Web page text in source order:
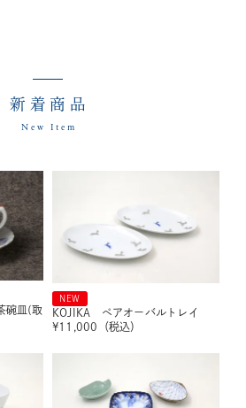
新着商品
New Item
碗皿(取
NEW
KOJIKA ペアオーバルトレイ
¥11,000 （税込）